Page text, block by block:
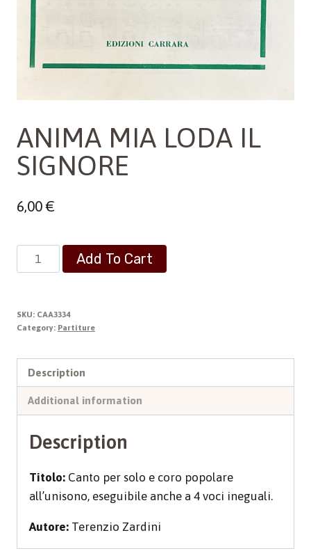
ANIMA MIA LODA IL
SIGNORE
6,00€
ANIMA
MIA
IL
SIGNORE
Add To Cart
SKU: CAA3334
Category: Partiture
Description
Additional information
Description
Titolo: Canto per solo e coro popolare
all’unisono, eseguibile anche a 4 voci ineguali.
Autore: Terenzio Zardini